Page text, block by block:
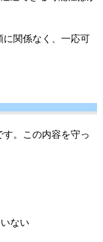
に関係なく、一応可
。この内容を守っ
ない